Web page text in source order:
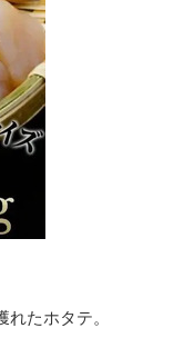
たホタテ。